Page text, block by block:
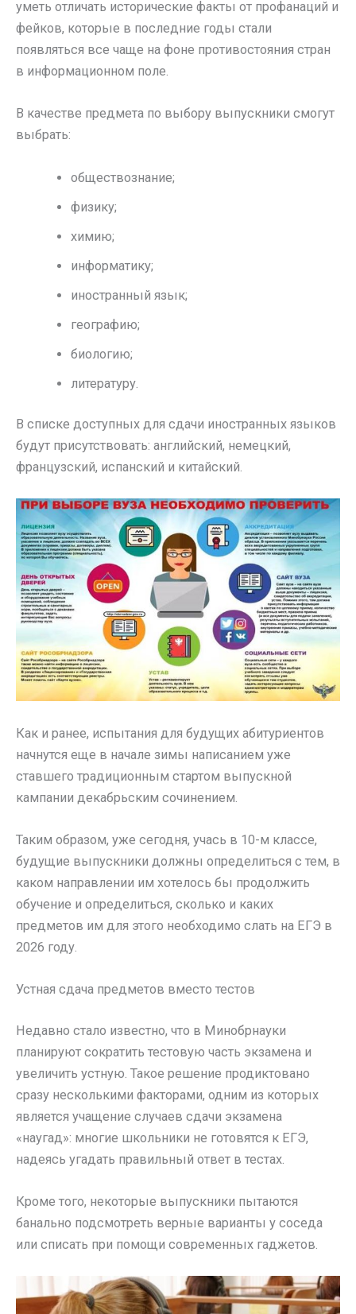
уметь отличать исторические факты от профанаций и
фейков, которые в последние годы стали
появляться все чаще на фоне противостояния стран
в информационном поле.
В качестве предмета по выбору выпускники смогут
выбрать:
обществознание;
физику;
химию;
информатику;
иностранный язык;
географию;
биологию;
литературу.
В списке доступных для сдачи иностранных языков
будут присутствовать: английский, немецкий,
французский, испанский и китайский.
Как и ранее, испытания для будущих абитуриентов
начнутся еще в начале зимы написанием уже
ставшего традиционным стартом выпускной
кампании декабрьским сочинением.
Таким образом, уже сегодня, учась в 10-м классе,
будущие выпускники должны определиться с тем, в
каком направлении им хотелось бы продолжить
обучение и определиться, сколько и каких
предметов им для этого необходимо слать на ЕГЭ в
2026 году.
Устная сдача предметов вместо тестов
Недавно стало известно, что в Минобрнауки
планируют сократить тестовую часть экзамена и
увеличить устную. Такое решение продиктовано
сразу несколькими факторами, одним из которых
является учащение случаев сдачи экзамена
«наугад»: многие школьники не готовятся к ЕГЭ,
надеясь угадать правильный ответ в тестах.
Кроме того, некоторые выпускники пытаются
банально подсмотреть верные варианты у соседа
или списать при помощи современных гаджетов.